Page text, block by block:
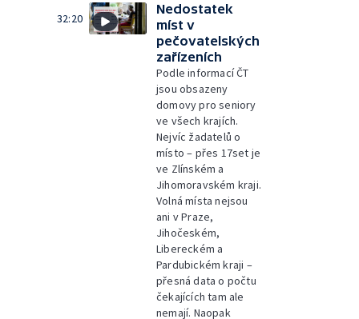
32:20
Nedostatek
míst v
pečovatelských
zařízeních
Podle informací ČT
jsou obsazeny
domovy pro seniory
ve všech krajích.
Nejvíc žadatelů o
místo – přes 17set je
ve Zlínském a
Jihomoravském kraji.
Volná místa nejsou
ani v Praze,
Jihočeském,
Libereckém a
Pardubickém kraji –
přesná data o počtu
čekajících tam ale
nemají. Naopak